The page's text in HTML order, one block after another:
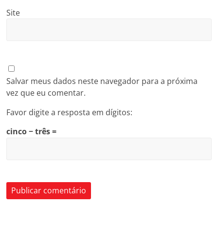
Site
Salvar meus dados neste navegador para a próxima
vez que eu comentar.
Favor digite a resposta em dígitos:
cinco − três =